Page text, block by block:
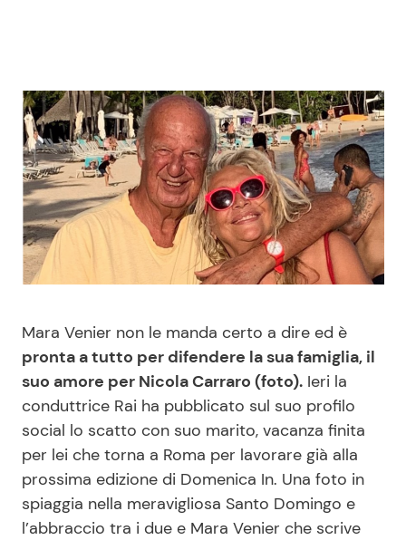
News Musica
News Spettacolo
Benessere
Casa
Mondo Mamma
News benessere
Salute
Viaggi e Turismo
Cucina e Ricette
Consigli di Cucina
Le Ricette in TV
Primi Piatti
Ricette Facili e Veloci
Ricette Feste
Mara Venier non le manda certo a dire ed è
pronta a tutto per difendere la sua famiglia, il
suo amore per Nicola Carraro (foto). Ieri la
conduttrice Rai ha pubblicato sul suo profilo
social lo scatto con suo marito, vacanza finita
per lei che torna a Roma per lavorare già alla
prossima edizione di Domenica In. Una foto in
spiaggia nella meravigliosa Santo Domingo e
l’abbraccio tra i due e Mara Venier che scrive